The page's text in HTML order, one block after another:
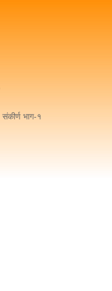
संकीर्ण भाग-१